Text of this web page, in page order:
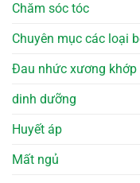
Chăm sóc tóc
Chuyên mục các loại
Đau nhức xương khớp
dinh dưỡng
Huyết áp
Mất ngủ